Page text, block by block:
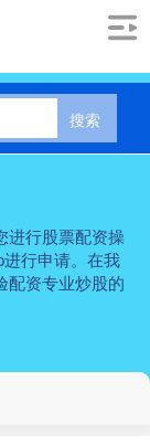
搜索
进行股票配资操
行申请。在我
配资专业炒股的